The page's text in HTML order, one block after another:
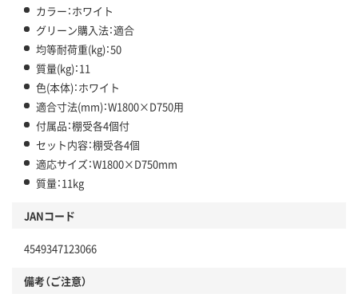
カラー：ホワイト
グリーン購入法：適合
均等耐荷重(kg)：50
質量(kg)：11
色(本体)：ホワイト
適合寸法(mm)：W1800×D750用
付属品：棚受各4個付
セット内容：棚受各4個
適応サイズ：W1800×D750mm
質量：11kg
JANコード
4549347123066
備考（ご注意）